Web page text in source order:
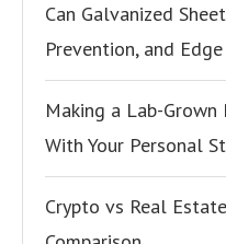
Can Galvanized
Prevention, and
Making a Lab-Grown
With Your Personal
Crypto vs Real